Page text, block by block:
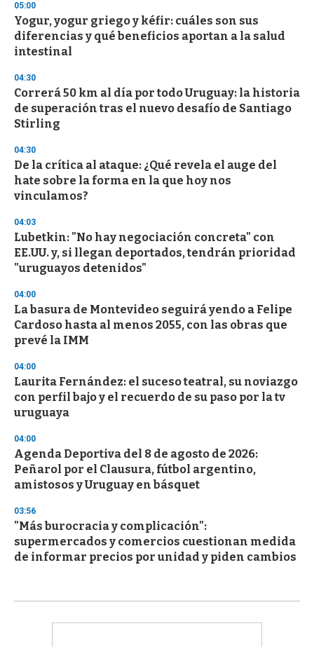
d
s
o
f
3
s
e
c
o
n
s
05:00
Yogur, yogur griego y kéfir: cuáles son sus
diferencias y qué beneficios aportan a la salud
intestinal
04:30
Correrá 50 km al día por todo Uruguay: la historia
de superación tras el nuevo desafío de Santiago
Stirling
04:30
De la crítica al ataque: ¿Qué revela el auge del
hate sobre la forma en la que hoy nos
vinculamos?
04:03
Lubetkin: "No hay negociación concreta" con
EE.UU. y, si llegan deportados, tendrán prioridad
"uruguayos detenidos"
04:00
La basura de Montevideo seguirá yendo a Felipe
Cardoso hasta al menos 2055, con las obras que
prevé la IMM
04:00
Laurita Fernández: el suceso teatral, su noviazgo
con perfil bajo y el recuerdo de su paso por la tv
uruguaya
04:00
Agenda Deportiva del 8 de agosto de 2026:
Peñarol por el Clausura, fútbol argentino,
amistosos y Uruguay en básquet
03:56
"Más burocracia y complicación":
supermercados y comercios cuestionan medida
de informar precios por unidad y piden cambios